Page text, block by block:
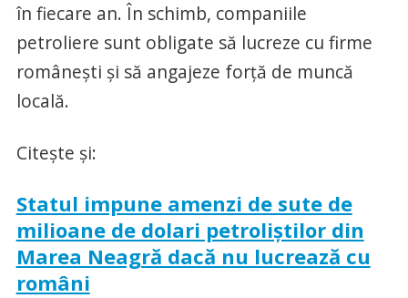
în fiecare an. În schimb, companiile
petroliere sunt obligate să lucreze cu firme
româneşti şi să angajeze forţă de muncă
locală.
Citeşte şi:
Statul impune amenzi de sute de
milioane de dolari petroliştilor din
Marea Neagră dacă nu lucrează cu
români